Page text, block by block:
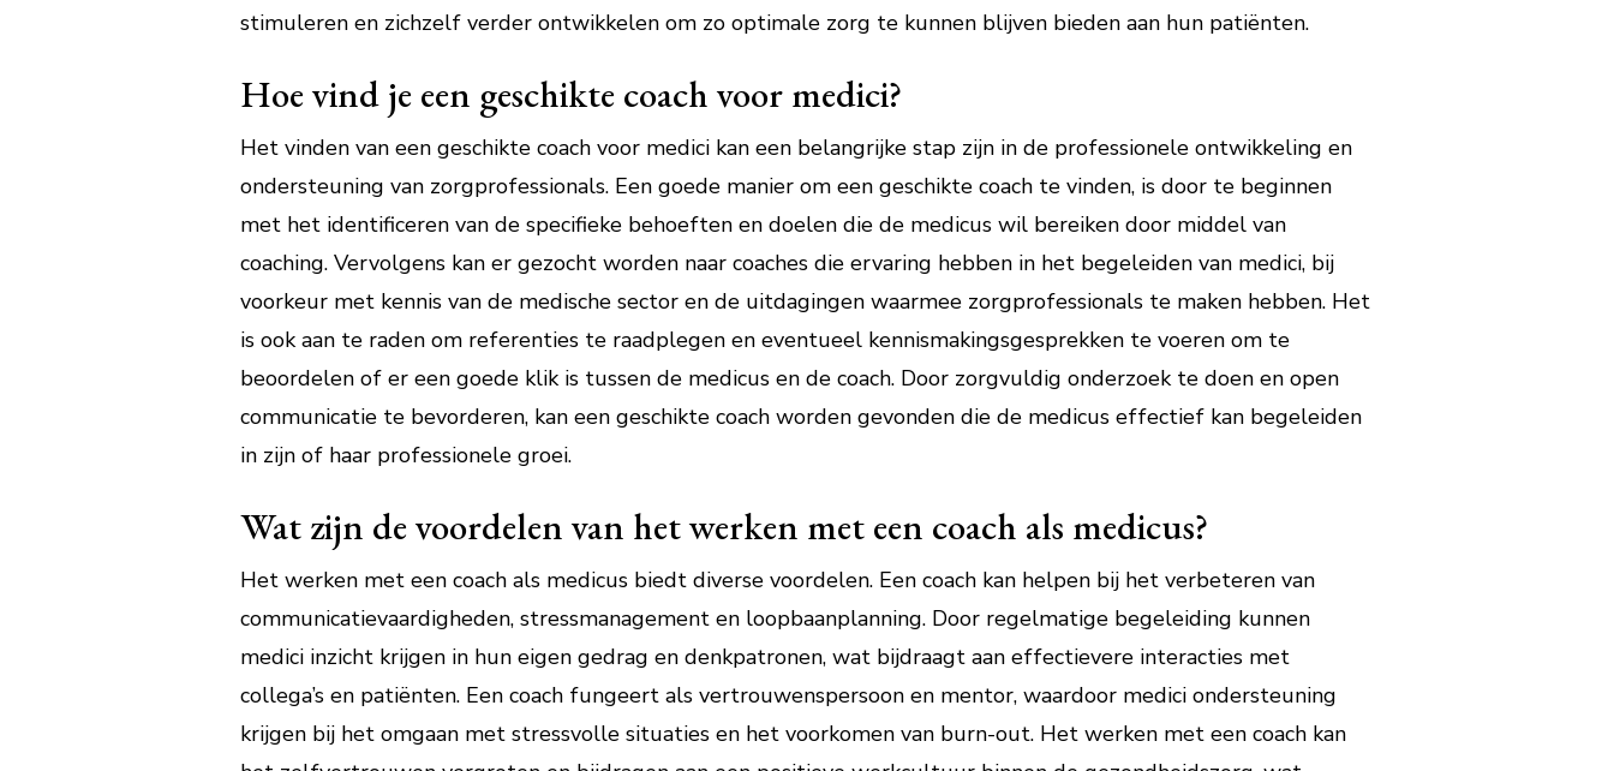
stimuleren en zichzelf verder ontwikkelen om zo optimale zorg te kunnen blijven bieden aan hun patiënten.
Hoe vind je een geschikte coach voor medici?
Het vinden van een geschikte coach voor medici kan een belangrijke stap zijn in de professionele ontwikkeling en
ondersteuning van zorgprofessionals. Een goede manier om een geschikte coach te vinden, is door te beginnen
met het identificeren van de specifieke behoeften en doelen die de medicus wil bereiken door middel van
coaching. Vervolgens kan er gezocht worden naar coaches die ervaring hebben in het begeleiden van medici, bij
voorkeur met kennis van de medische sector en de uitdagingen waarmee zorgprofessionals te maken hebben. Het
is ook aan te raden om referenties te raadplegen en eventueel kennismakingsgesprekken te voeren om te
beoordelen of er een goede klik is tussen de medicus en de coach. Door zorgvuldig onderzoek te doen en open
communicatie te bevorderen, kan een geschikte coach worden gevonden die de medicus effectief kan begeleiden
in zijn of haar professionele groei.
Wat zijn de voordelen van het werken met een coach als medicus?
Het werken met een coach als medicus biedt diverse voordelen. Een coach kan helpen bij het verbeteren van
communicatievaardigheden, stressmanagement en loopbaanplanning. Door regelmatige begeleiding kunnen
medici inzicht krijgen in hun eigen gedrag en denkpatronen, wat bijdraagt aan effectievere interacties met
collega’s en patiënten. Een coach fungeert als vertrouwenspersoon en mentor, waardoor medici ondersteuning
krijgen bij het omgaan met stressvolle situaties en het voorkomen van burn-out. Het werken met een coach kan